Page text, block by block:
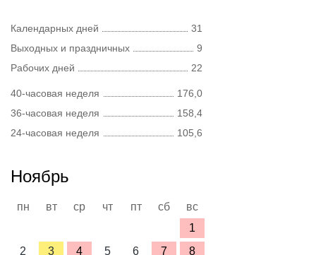
Календарных дней
31
Выходных и праздничных
9
Рабочих дней
22
40-часовая неделя
176,0
36-часовая неделя
158,4
24-часовая неделя
105,6
Ноябрь
пн вт ср чт пт сб
вс
1
2
3 4 5 6 7 8